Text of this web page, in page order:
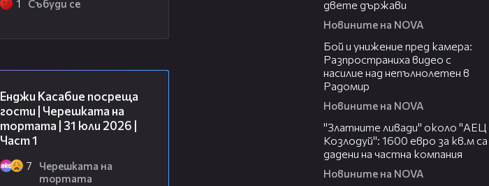
1 Събуди се
Енджи Касабие посреща
гости | Черешката на
тортата | 31 юли 2026 |
Част 1
7
Черешката на
тортата
двете държави
Новините на NOVA
Бой и унижение пред камера:
Разпространиха видео с
насилие над непълнолетен в
Радомир
Новините на NOVA
"Златните ливади" около "АЕЦ
Козлодуй": 1600 евро за кв.м са
дадени на частна компания
Новините на NOVA